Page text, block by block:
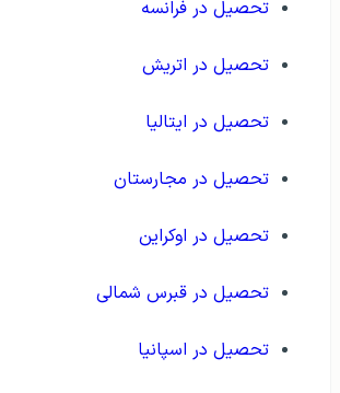
تحصیل در فرانسه
تحصیل در اتریش
تحصیل در ایتالیا
تحصیل در مجارستان
تحصیل در اوکراین
تحصیل در قبرس شمالی
تحصیل در اسپانیا